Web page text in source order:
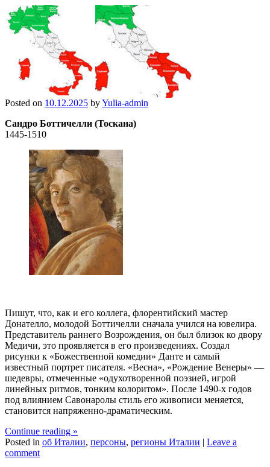
Posted on 10.12.2025 byYulia-admin
Сандро Боттичелли (Тоскана)
1445-1510
Пишут, что, как и его коллега, флорентийский мастер
Донателло, молодой Боттичелли сначала учился на ювелира.
Представитель раннего Возрождения, он был близок ко двору
Медичи, это проявляется в его произведениях. Создал
рисунки к «Божественной комедии» Данте и самый
известный портрет писателя. «Весна», «Рождение Венеры» —
шедевры, отмеченные «одухотворенной поэзией, игрой
линейных ритмов, тонким колоритом». После 1490-х годов
под влиянием Савонаролы стиль его живописи меняется,
становится напряженно-драматическим.
Continue reading »
Posted in об Италии, персоны, регионы Италии | Leave a
comment